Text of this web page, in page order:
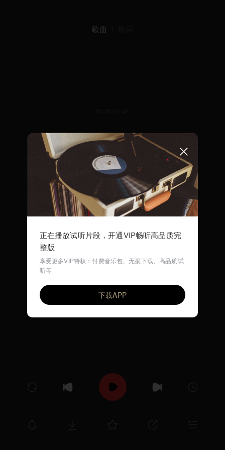
歌曲
VIP 尤静波
正在播放试听片段，开通VIP畅听高品质完
整版
享受更多VIP特权：付费音乐包、无损下载、高品质试
听等
下载APP
